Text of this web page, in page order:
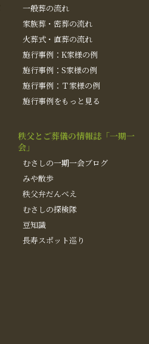
一般葬の流れ
家族葬・密葬の流れ
火葬式・直葬の流れ
施行事例：K家様の例
施行事例：S家様の例
施行事例：Ｔ家様の例
施行事例をもっと見る
秩父とご葬儀の情報誌「一期一
会」
むさしの一期一会ブログ
みや散歩
秩父弁だんべえ
むさしの探検隊
豆知識
長寿スポット巡り